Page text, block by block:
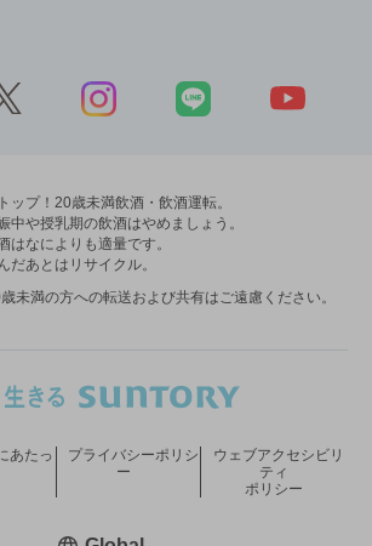
ップ！20歳未満飲酒・飲酒運転。
中や授乳期の飲酒はやめましょう。
はなによりも適量です。
だあとはリサイクル。
未満の方への転送および共有はご遠慮ください。
あたっ
プライバシーポリシ
ー
ウェブアクセシビリ
ティ
ポリシー